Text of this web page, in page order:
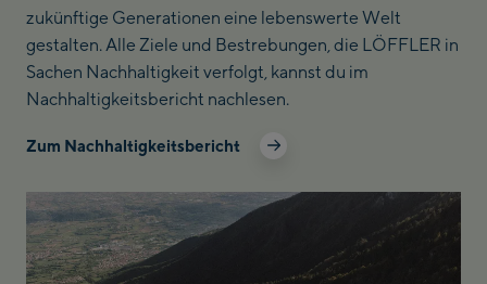
zukünftige Generationen eine lebenswerte Welt
gestalten. Alle Ziele und Bestrebungen, die LÖFFLER in
Sachen Nachhaltigkeit verfolgt, kannst du im
Nachhaltigkeitsbericht nachlesen.
Zum Nachhaltigkeitsbericht